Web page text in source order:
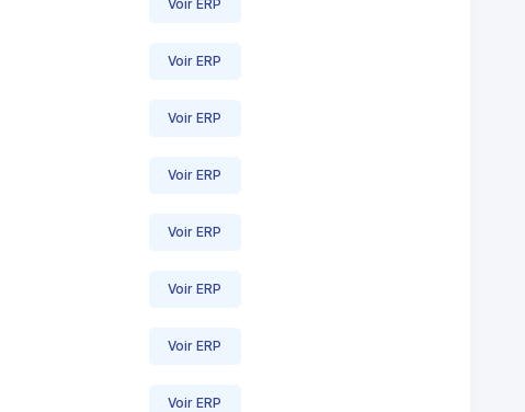
Voir ERP
Voir ERP
Voir ERP
Voir ERP
Voir ERP
Voir ERP
Voir ERP
Voir ERP